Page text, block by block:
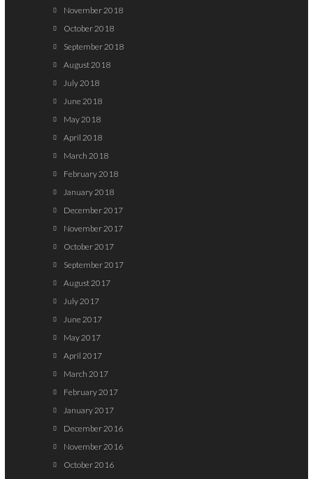
November 2018
October 2018
September 2018
August 2018
July 2018
June 2018
May 2018
April 2018
March 2018
February 2018
January 2018
December 2017
November 2017
October 2017
September 2017
August 2017
July 2017
June 2017
May 2017
April 2017
March 2017
February 2017
January 2017
December 2016
November 2016
October 2016